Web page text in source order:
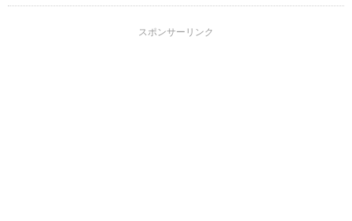
スポンサーリンク